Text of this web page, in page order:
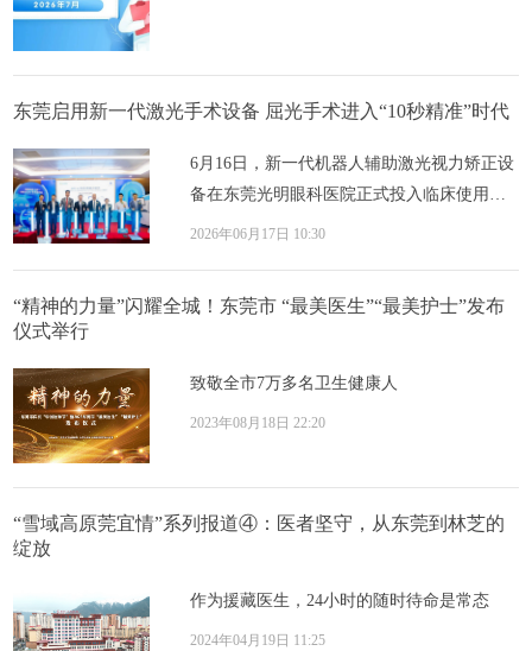
东莞启用新一代激光手术设备 屈光手术进入“10秒精准”时代
6月16日，新一代机器人辅助激光视力矫正设
备在东莞光明眼科医院正式投入临床使用。
该设备将单眼激光扫描时间缩短至10秒，标
2026年06月17日 10:30
“精神的力量”闪耀全城！东莞市 “最美医生”“最美护士”发布
仪式举行
致敬全市7万多名卫生健康人
2023年08月18日 22:20
“雪域高原莞宜情”系列报道④：医者坚守，从东莞到林芝的
绽放
作为援藏医生，24小时的随时待命是常态
2024年04月19日 11:25